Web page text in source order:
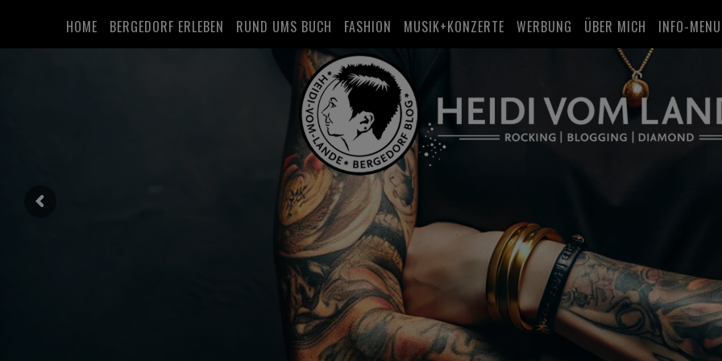
HOME BERGEDORF ERLEBEN RUND UMS BUCH FASHION MUSIK+KONZERTE WERBUNG ÜBER MICH INFO-